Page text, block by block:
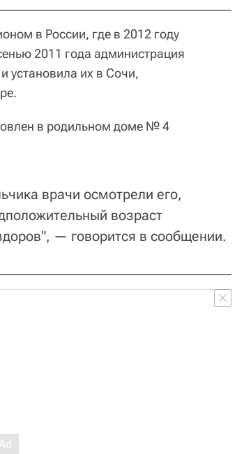
в России, где в 2012 году
2011 года администрация
установила их в Сочи,
в родильном доме № 4
врачи осмотрели его,
возраст
— говорится в сообщении.